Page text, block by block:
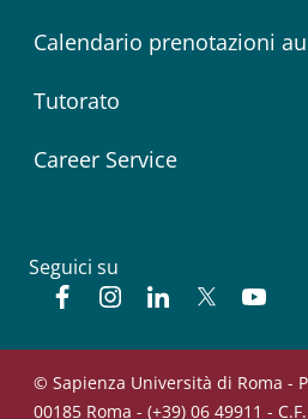
Calendario prenotazioni
Tutorato
Career Service
Seguici su
FacebookInstagramLinkedinTwitter
© Sapienza Università di Roma -
00185 Roma - (+39) 06 49911 -